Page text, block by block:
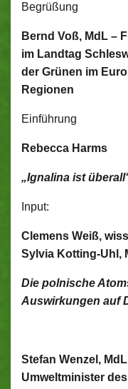
Begrüßung
Bernd Voß, MdL –
im Landtag
der Grünen im
Regionen
Einführung
Rebecca Harms
„Ignalina ist
Input:
Clemens Weiß,
Sylvia Kotting-Uhl,
Die polnische
Auswirkungen auf
Stefan Wenzel,
Umweltminister